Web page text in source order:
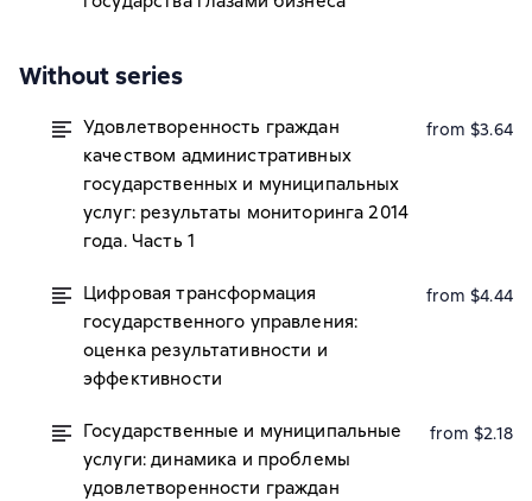
Without series
Удовлетворенность граждан
качеством административных
государственных и муниципальных
услуг: результаты мониторинга 2014
года. Часть 1
from $3.64
Цифровая трансформация
государственного управления:
оценка результативности и
эффективности
from $4.44
Государственные и муниципальные
услуги: динамика и проблемы
удовлетворенности граждан
from $2.18